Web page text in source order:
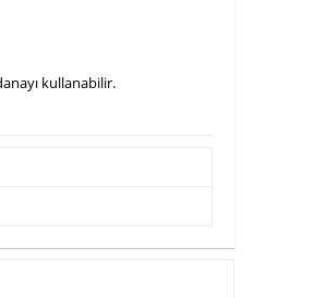
kullanabilir.